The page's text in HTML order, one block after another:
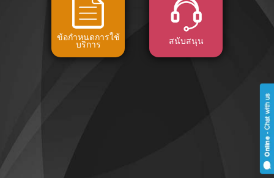
ข้อกำหนดการใช้
บริการ สนับสนุน